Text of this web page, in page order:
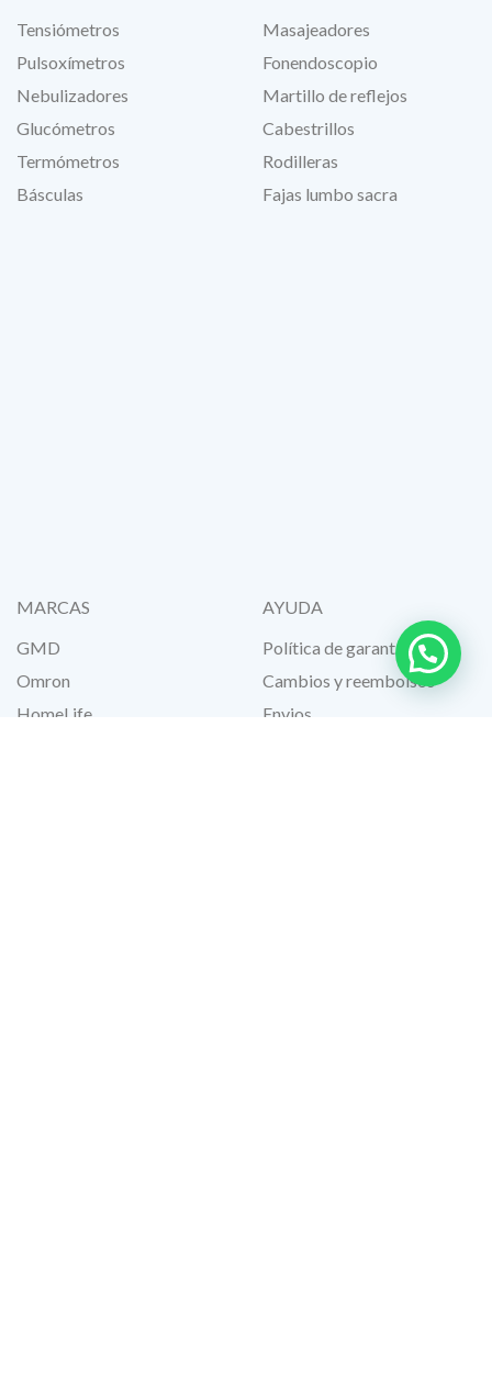
Tensiómetros
Pulsoxímetros
Nebulizadores
Glucómetros
Termómetros
Básculas
Masajeadores
Fonendoscopio
Martillo de reflejos
Cabestrillos
Rodilleras
Fajas lumbo sacra
MARCAS
GMD
Omron
HomeLife
AYUDA
Política de garantía
Cambios y reembolsos
Envios